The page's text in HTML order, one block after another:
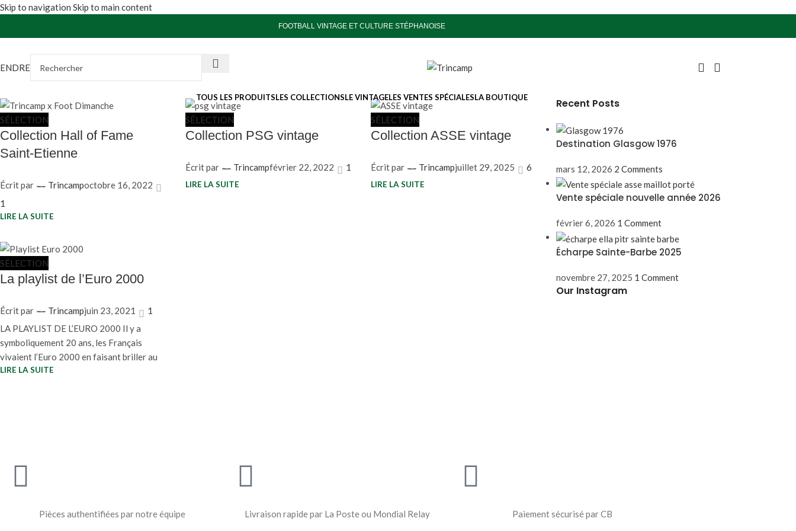
Skip to navigation Skip to main content
FOOTBALL VINTAGE ET CULTURE STÉPHANOISE
TOUS LES PRODUITSLES COLLECTIONSLE VINTAGELES VENTES SPÉCIALESLA BOUTIQUE
SÉLECTION
Collection Hall of Fame
Saint-Etienne
Écrit par Trincampoctobre 16, 2022
1
LIRE LA SUITE
SÉLECTION
Collection PSG vintage
Écrit par Trincampfévrier 22, 2022 1
LIRE LA SUITE
SÉLECTION
Collection ASSE vintage
Écrit par Trincampjuillet 29, 2025 6
LIRE LA SUITE
SÉLECTION
La playlist de l’Euro 2000
Écrit par Trincampjuin 23, 2021
1
LA PLAYLIST DE L’EURO 2000 Il y a
symboliquement 20 ans, les Français
vivaient l’Euro 2000 en faisant briller au
LIRE LA SUITE
Recent Posts
Destination Glasgow 1976
mars 12, 2026 2 Comments
Vente spéciale nouvelle année 2026
février 6, 2026 1 Comment
Écharpe Sainte-Barbe 2025
novembre 27, 2025 1 Comment
Our Instagram
Pièces authentifiées par notre équipe Livraison rapide par La Poste ou Mondial Relay Paiement sécurisé par CB